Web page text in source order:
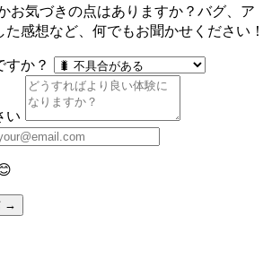
お気づきの点はありますか？バグ、ア
感想など、何でもお聞かせください！
すか？
い
→